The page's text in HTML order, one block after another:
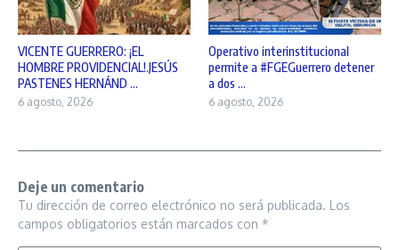
VICENTE GUERRERO: ¡EL
HOMBRE PROVIDENCIAL!.JESÚS
PASTENES HERNÁND ...
6 agosto, 2026
Operativo interinstitucional
permite a #FGEGuerrero detener
a dos ...
6 agosto, 2026
Deje un comentario
Tu dirección de correo electrónico no será publicada. Los
campos obligatorios están marcados con *